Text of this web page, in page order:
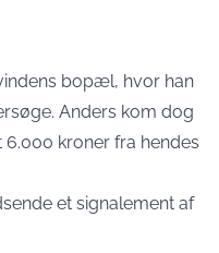
bopæl, hvor han
Anders kom dog
kroner fra hendes
et signalement af